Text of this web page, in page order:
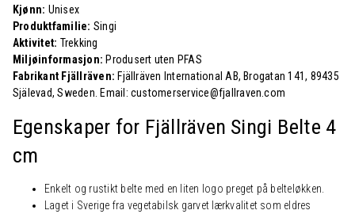
Kjønn: Unisex
Produktfamilie: Singi
Aktivitet: Trekking
Miljøinformasjon: Produsert uten PFAS
Fabrikant Fjällräven: Fjällräven International AB, Brogatan 141, 89435
Själevad, Sweden. Email: customerservice@fjallraven.com
Egenskaper for Fjällräven Singi Belte 4
cm
Enkelt og rustikt belte med en liten logo preget på belteløkken.
Laget i Sverige fra vegetabilsk garvet lærkvalitet som eldres